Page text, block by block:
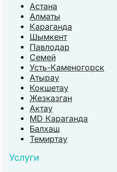
Астана
Алматы
Караганда
Шымкент
Павлодар
Семей
Усть-Каменогорск
Атырау
Кокшетау
Жезказган
Актау
MD Караганда
Балхаш
Темиртау
Услуги